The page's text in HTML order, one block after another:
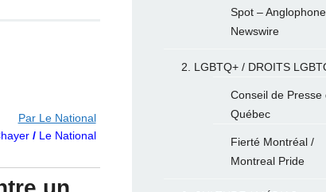
Par Le National
/Le National
Spot – Anglophone
Newswire
2. LGBTQ+ / DROITS
Conseil de Presse
Québec
Fierté Montréal /
Montreal Pride